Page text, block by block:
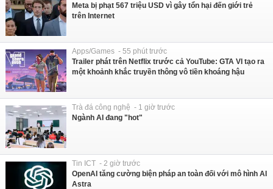
Meta bị phạt 567 triệu USD vì gây tổn hại đến giới trẻ
trên Internet
Apps/Games - 55 phút trước
Trailer phát trên Netflix trước cả YouTube: GTA VI tạo ra
một khoảnh khắc truyền thông vô tiền khoáng hậu
Trà đá công nghệ - 1 giờ trước
Ngành AI đang "hot"
Tin ICT - 2 giờ trước
OpenAI tăng cường biện pháp an toàn đối với mô hình AI
Astra